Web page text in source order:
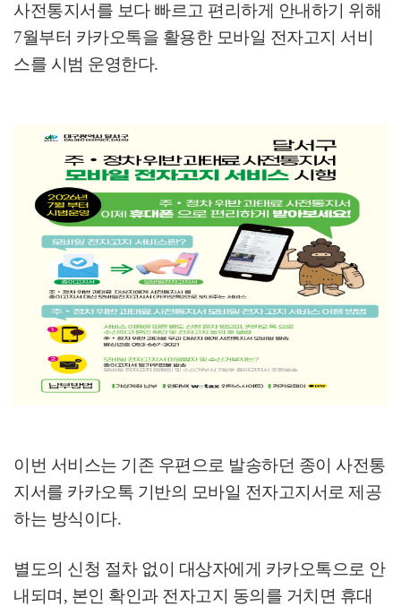
사전통지서를 보다 빠르고 편리하게 안내하기 위해
7월부터 카카오톡을 활용한 모바일 전자고지 서비
스를 시범 운영한다.
이번 서비스는 기존 우편으로 발송하던 종이 사전통
지서를 카카오톡 기반의 모바일 전자고지서로 제공
하는 방식이다.
별도의 신청 절차 없이 대상자에게 카카오톡으로 안
내되며, 본인 확인과 전자고지 동의를 거치면 휴대